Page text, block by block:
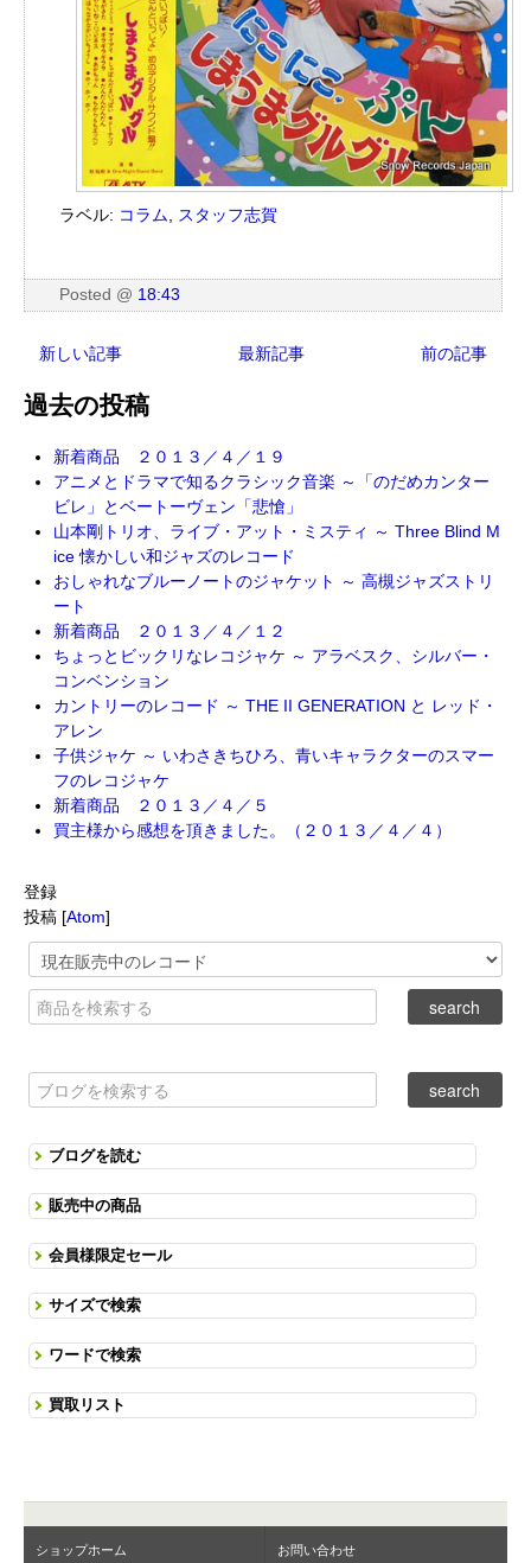
ラベル: コラム スタッフ志賀
Posted @ 18:43
新しい記事 最新記事 前の記事
過去の投稿
新着商品 ２０１３／４／１９
アニメとドラマで知るクラシック音楽 ～「のだめカンター
ビレ」とベートーヴェン「悲愴」
山本剛トリオ、ライブ・アット・ミスティ ～ Three Blind M
ice 懐かしい和ジャズのレコード
おしゃれなブルーノートのジャケット ～ 高槻ジャズストリ
ート
新着商品 ２０１３／４／１２
ちょっとビックリなレコジャケ ～ アラベスク、シルバー・
コンベンション
カントリーのレコード ～ THE II GENERATION と レッド・
アレン
子供ジャケ ～ いわさきちひろ、青いキャラクターのスマー
フのレコジャケ
新着商品 ２０１３／４／５
買主様から感想を頂きました。（２０１３／４／４）
登録
投稿 [Atom]
ブログを読む
販売中の商品
会員様限定セール
サイズで検索
ワードで検索
買取リスト
ショップホーム お問い合わせ